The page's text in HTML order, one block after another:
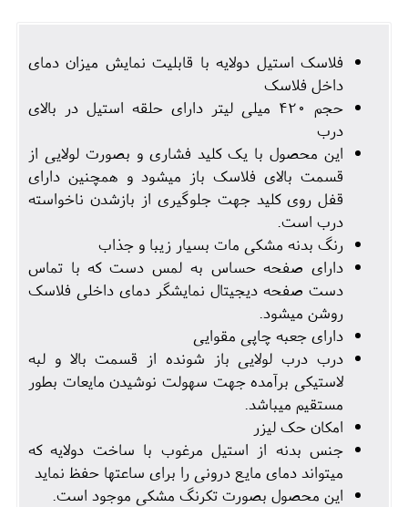
فلاسک استیل دولایه با قابلیت نمایش میزان دمای
داخل فلاسک
حجم 420 میلی لیتر دارای حلقه استیل در بالای
درب
این محصول با یک کلید فشاری و بصورت لولایی از
قسمت بالای فلاسک باز میشود و همچنین دارای
قفل روی کلید جهت جلوگیری از بازشدن ناخواسته
درب است.
رنگ بدنه مشکی مات بسیار زیبا و جذاب
دارای صفحه حساس به لمس دست که با تماس
دست صفحه دیجیتال نمایشگر دمای داخلی فلاسک
روشن میشود.
دارای جعبه چاپی مقوایی
درب درب لولایی باز شونده از قسمت بالا و لبه
لاستیکی برآمده جهت سهولت نوشیدن مایعات بطور
مستقیم میباشد.
امکان حک لیزر
جنس بدنه از استیل مرغوب با ساخت دولایه که
میتواند دمای مایع درونی را برای ساعتها حفظ نماید
این محصول بصورت تکرنگ مشکی موجود است.